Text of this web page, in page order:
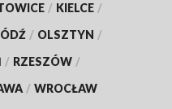
/ KIELCE /
/ OLSZTYN /
/ RZESZÓW /
/ WROCŁAW